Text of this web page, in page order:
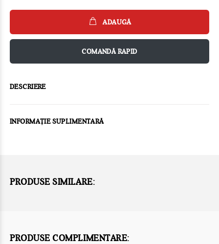
ADAUGĂ
COMANDĂ RAPID
DESCRIERE
INFORMAȚIE SUPLIMENTARĂ
PRODUSE SIMILARE:
PRODUSE COMPLIMENTARE: